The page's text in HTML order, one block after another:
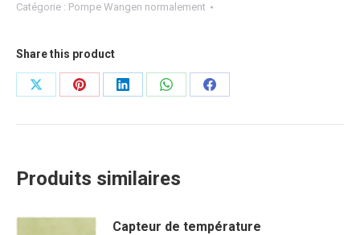
Catégorie : Pompe Wangen normalement
Share this product
Share
Share
Share
Share
Share
Produits similaires
Capteur de température